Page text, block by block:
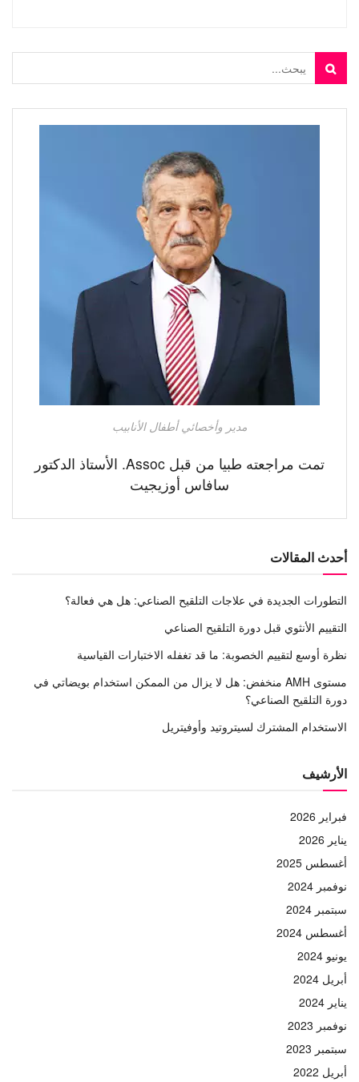
مدير وأخصائي أطفال الأنابيب
تمت مراجعته طبيا من قبل Assoc. الأستاذ الدكتور
سافاس أوزيجيت
أحدث المقالات
التطورات الجديدة في علاجات التلقيح الصناعي: هل هي فعالة؟
التقييم الأنثوي قبل دورة التلقيح الصناعي
نظرة أوسع لتقييم الخصوبة: ما قد تغفله الاختبارات القياسية
مستوى AMH منخفض: هل لا يزال من الممكن استخدام بويضاتي في
دورة التلقيح الصناعي؟
الاستخدام المشترك لسيتروتيد وأوفيتريل
الأرشيف
فبراير 2026
يناير 2026
أغسطس 2025
نوفمبر 2024
سبتمبر 2024
أغسطس 2024
يونيو 2024
أبريل 2024
يناير 2024
نوفمبر 2023
سبتمبر 2023
أبريل 2022